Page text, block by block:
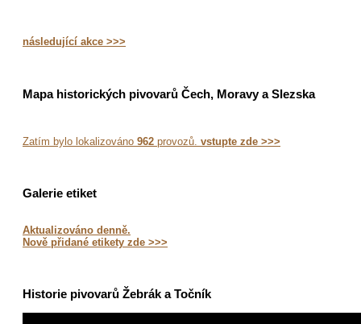
následující akce >>>
Mapa historických pivovarů Čech, Moravy a Slezska
Zatím bylo lokalizováno 962 provozů. vstupte zde >>>
Galerie etiket
Aktualizováno denně.
Nově přidané etikety zde >>>
Historie pivovarů Žebrák a Točník